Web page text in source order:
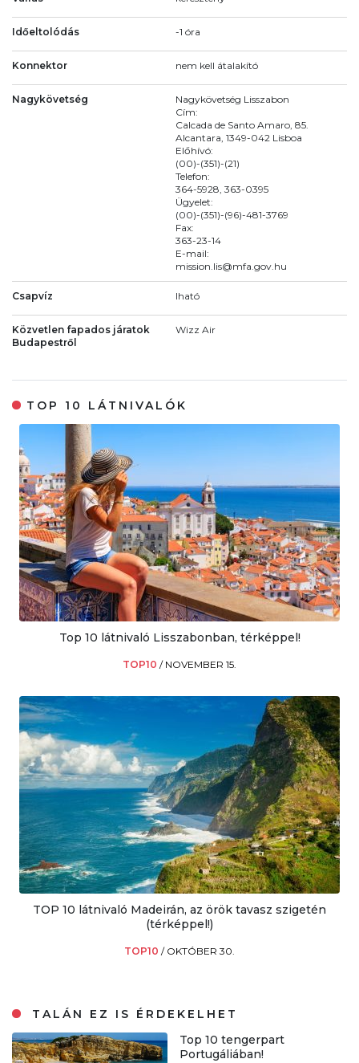
Időeltolódás -1 óra
Konnektor nem kell átalakító
Nagykövetség
Nagykövetség Lisszabon
Cím:
Calcada de Santo Amaro, 85.
Alcantara, 1349-042 Lisboa
Előhívó:
(00)-(351)-(21)
Telefon:
364-5928, 363-0395
Ügyelet:
(00)-(351)-(96)-481-3769
Fax:
363-23-14
E-mail:
mission.lis@mfa.gov.hu
Csapvíz Iható
Közvetlen fapados járatok
Budapestről
Wizz Air
TOP 10 LÁTNIVALÓK
Top 10 látnivaló Lisszabonban, térképpel!
TOP10 / NOVEMBER 15.
TOP 10 látnivaló Madeirán, az örök tavasz szigetén
(térképpel!)
TOP10 / OKTÓBER 30.
TALÁN EZ IS ÉRDEKELHET
Top 10 tengerpart
Portugáliában!